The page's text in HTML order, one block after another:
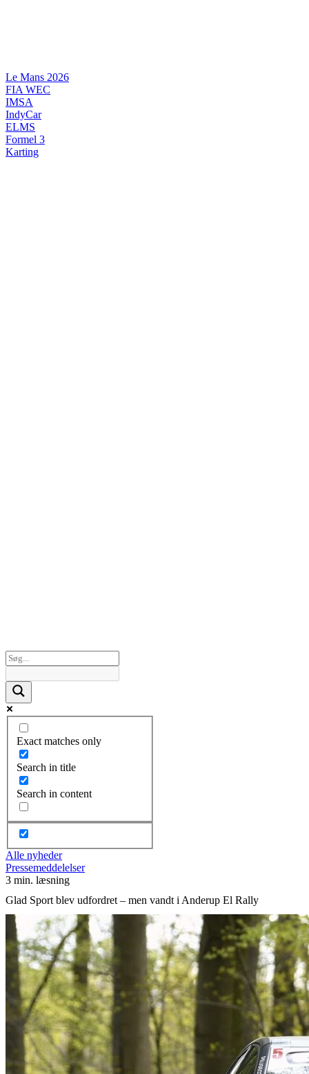
Le Mans 2026
FIA WEC
IMSA
IndyCar
ELMS
Formel 3
Karting
Exact matches only
Search in title
Search in content
Alle nyheder
Pressemeddelelser
3 min. læsning
Glad Sport blev udfordret – men vandt i Anderup El Rally